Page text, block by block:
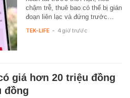
chậm trễ, thuê bao có thể bị gián
đoạn liên lạc và đứng trước…
TEK-LIFE - 4 giờ trước
giá hơn 20 triệu đồng
đồng